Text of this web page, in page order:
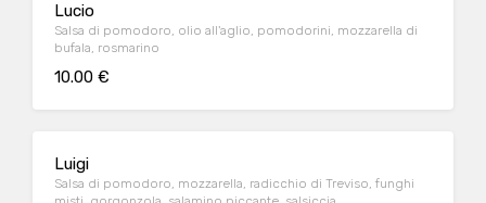
Lucio
Salsa di pomodoro, olio all'aglio, pomodorini, mozzarella di
bufala, rosmarino
10.00 €
Luigi
Salsa di pomodoro, mozzarella, radicchio di Treviso, funghi